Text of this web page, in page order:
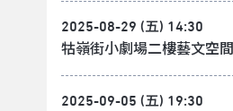
2025-08-29 (五) 14:30
牯嶺街小劇場二樓藝文空間
2025-09-05 (五) 19:30